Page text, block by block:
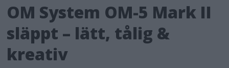
OM System OM-5 Mark II
släppt – lätt, tålig &
kreativ